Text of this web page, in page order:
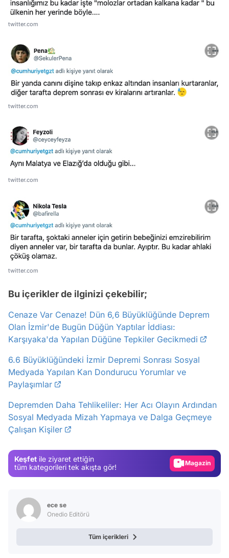
twitter.com
twitter.com
twitter.com
twitter.com
Bu içerikler de ilginizi çekebilir;
Cenaze Var Cenaze! Dün 6,6 Büyüklüğünde Deprem
Olan İzmir'de Bugün Düğün Yaptılar İddiası:
Karşıyaka'da Yapılan Düğüne Tepkiler Gecikmedi
6.6 Büyüklüğündeki İzmir Depremi Sonrası Sosyal
Medyada Yapılan Kan Dondurucu Yorumlar ve
Paylaşımlar
Depremden Daha Tehlikeliler: Her Acı Olayın Ardından
Sosyal Medyada Mizah Yapmaya ve Dalga Geçmeye
Çalışan Kişiler
Keşfet ile ziyaret ettiğin
tüm kategorileri tek akışta gör!
Video
ece se
Onedio Editörü
Tüm içerikleri